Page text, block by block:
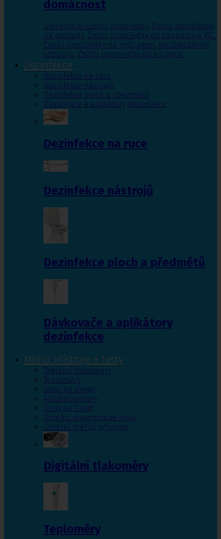
domácnost
Univerzální čistící prostředky, Čistící prostředky
na podlahy, Čisticí prostředky do koupelny a WC,
Čistící prostředky na mytí oken, Neutralizátory
vzduchu, Čistící prostředky do kuchyně
Dezinfekce
Dezinfekce na ruce
Dezinfekce nástrojů
Dezinfekce ploch a předmětů
Dávkovače a aplikátory dezinfekce
Dezinfekce na ruce
Dezinfekce nástrojů
Dezinfekce ploch a předmětů
Dávkovače a aplikátory
dezinfekce
Měřící přístroje a testy
Digitální tlakoměry
Teploměry
Testy na drogy
Alkohol testery
Testy na Covid
Domácí diagnostické testy
Ostatní měřící přístroje
Digitální tlakoměry
Teploměry